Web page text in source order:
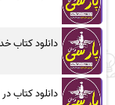
دانلود کتاب
دانلود کتاب